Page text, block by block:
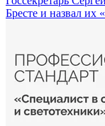
Бресте и назвал их